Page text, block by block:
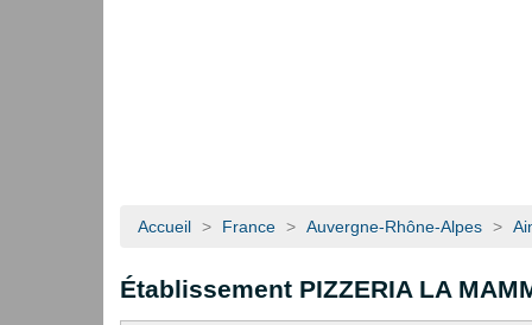
Accueil > France > Auvergne-Rhône-Alpes >
Établissement PIZZERIA LA